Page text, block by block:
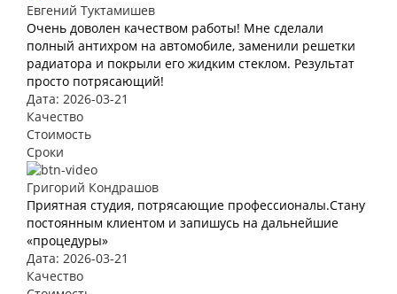
Евгений Туктамишев
Очень доволен качеством работы! Мне сделали
полный антихром на автомобиле, заменили решетки
радиатора и покрыли его жидким стеклом. Результат
просто потрясающий!
Дата: 2026-03-21
Качество
Стоимость
Сроки
Григорий Кондрашов
Приятная студия, потрясающие профессионалы.Стану
постоянным клиентом и запишусь на дальнейшие
«процедуры»
Дата: 2026-03-21
Качество